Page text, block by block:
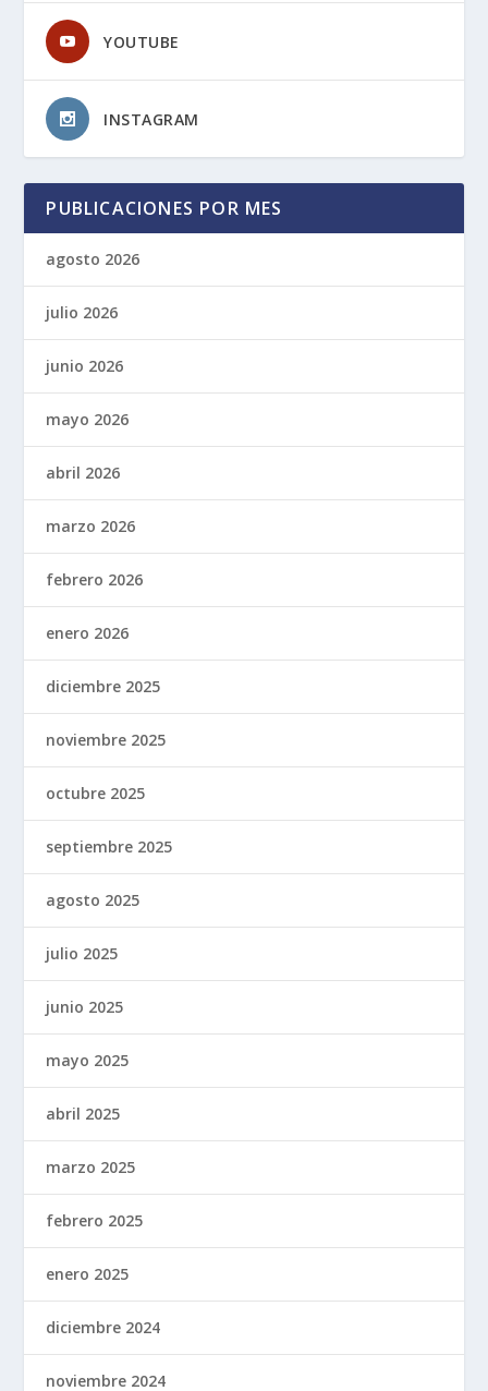
YOUTUBE
INSTAGRAM
PUBLICACIONES POR MES
agosto 2026
julio 2026
junio 2026
mayo 2026
abril 2026
marzo 2026
febrero 2026
enero 2026
diciembre 2025
noviembre 2025
octubre 2025
septiembre 2025
agosto 2025
julio 2025
junio 2025
mayo 2025
abril 2025
marzo 2025
febrero 2025
enero 2025
diciembre 2024
noviembre 2024